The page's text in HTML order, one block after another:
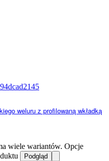
weluru z profilowaną wkładką
wiele wariantów. Opcje
Podgląd